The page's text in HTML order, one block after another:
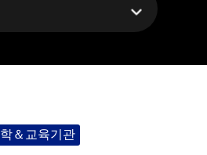
＆교육기관